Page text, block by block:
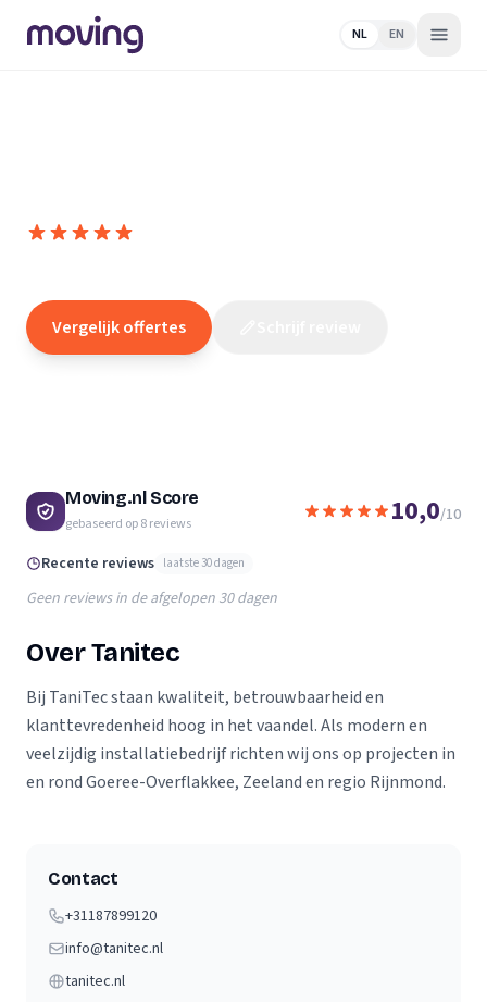
NL EN
Vergelijk offertes
Moving.nl Score
gebaseerd op8reviews 10,0/10
Recente reviews laatste 30 dagen
Geen reviews in de afgelopen 30 dagen
Over Tanitec
Bij TaniTec staan kwaliteit, betrouwbaarheid en
klanttevredenheid hoog in het vaandel. Als modern en
veelzijdig installatiebedrijf richten wij ons op projecten in
en rond Goeree-Overflakkee, Zeeland en regio Rijnmond.
Contact
+31187899120
info@tanitec.nl
tanitec.nl